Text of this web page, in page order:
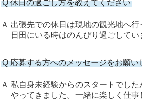
Q 休日の過ごし方を教えてください
Ａ 出張先での休日は現地の観光地へ
日田にいる時はのんびり過ごしてい
Q 応募する方へのメッセージをお願い
Ａ 私自身未経験からのスタートでし
やってきました。一緒に楽しく仕事